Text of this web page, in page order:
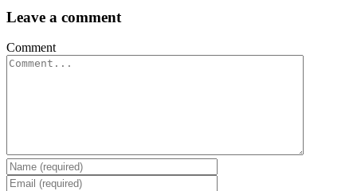
Leave a comment
Comment